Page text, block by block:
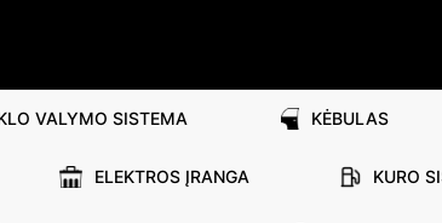
VALYMO SISTEMA KĖBULAS
ELEKTROS ĮRANGA KURO